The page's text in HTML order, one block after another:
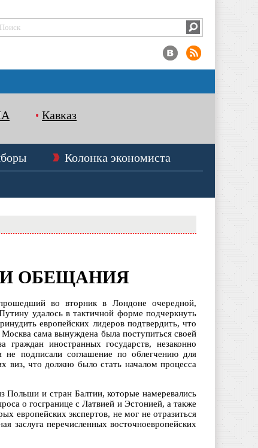
Кавказ
Колонка экономиста
ОБЕЩАНИЯ
во вторник в Лондоне очередной,
удалось в тактичной форме подчеркнуть
европейских лидеров подтвердить, что
сама вынуждена была поступиться своей
иностранных государств, незаконно
подписали соглашение по облегчению для
виз, что должно было стать началом процесса
Польши и стран Балтии, которые намеревались
о госгранице с Латвией и Эстонией, а также
европейских экспертов, не мог не отразиться
заслуга перечисленных восточноевропейских